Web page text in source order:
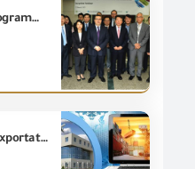
La poursuite du projet du Programme « Echange de Connaissance Coréenne » (Programme KSP) prévoyant la création et le développement du système de gestion des risques intégrés de la (GOEIC) dans les procédures d’évaluation de la conformité et d’examen pour les produits industriels dans le mouvement du commerce transfrontalier
` Le Bulletin economies des exportations et importation égyptiennes de Janvier à Septembre 2021